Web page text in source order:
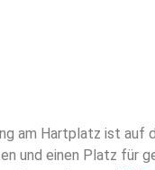
am Hartplatz ist auf
einen Platz für